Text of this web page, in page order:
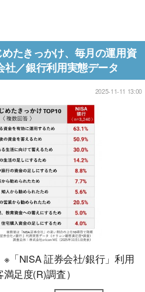
たきっかけ、毎月の運用資
／銀行利用実態データ
2025-11-11 13:00
「NISA 証券会社/銀行」利用
足度(R)調査）